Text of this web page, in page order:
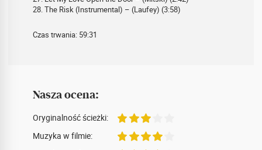
28. The Risk (Instrumental) – (Laufey) (3:58)
Czas trwania: 59:31
Nasza ocena:
Oryginalność ścieżki:
Muzyka w filmie: